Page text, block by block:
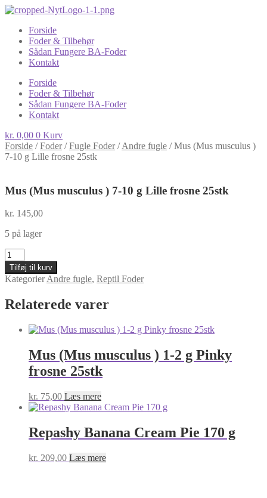
Forside
Foder & Tilbehør
Sådan Fungere BA-Foder
Kontakt
Forside
Foder & Tilbehør
Sådan Fungere BA-Foder
Kontakt
kr. 0,00 0 Kurv
Forside /Foder/Fugle Foder/Andre fugle /Mus (Mus musculus )
7-10 g Lille frosne 25stk
Mus (Mus musculus ) 7-10 g Lille frosne 25stk
kr. 145,00
5 på lager
Mus
(Mus
musculus
)
10
Lille
Tilføj til kurv
KategorierAndre fugle, Reptil Foder
Relaterede varer
Mus (Mus musculus ) 1-2 g Pinky
frosne 25stk
kr. 75,00 Læs mere
Repashy Banana Cream Pie 170 g
kr. 209,00 Læs mere